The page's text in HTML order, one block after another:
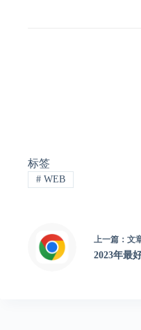
标签
#WEB
上一篇： 文
2023年最